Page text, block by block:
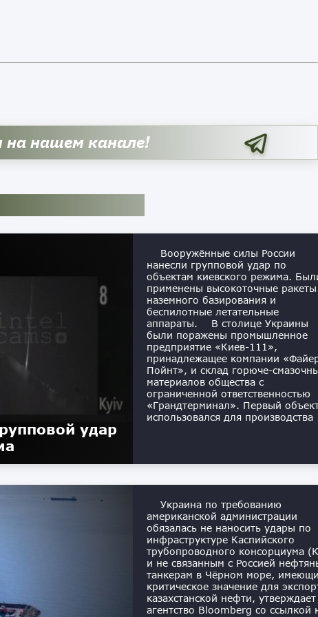
на нашем канале!
удар
Вооружённые силы России
нанесли групповой удар по
объектам киевского режима.
применены высокоточные ракеты
наземного базирования и
беспилотные летательные
аппараты. В столице Украины
были поражены промышленное
предприятие «Киев-111»,
принадлежащее компании
Пойнт», и склад горюче-
материалов общества с
ограниченной ответственностью
«Грандтерминал». Первый
использовался для производства
Украина по требованию
американской администрации
обязалась не наносить удары по
инфраструктуре Каспийского
трубопроводного консорциума
и не связанным с Россией
танкерам в Чёрном море,
критическое значение для
казахстанской нефти, утверждает
агентство Bloomberg со ссылкой